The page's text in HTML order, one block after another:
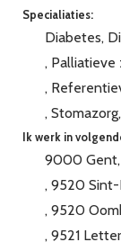
Specialiaties:
Diabetes
Palliatieve
Stomazorg
Ik werk in
9000 Gent
9520
9520
9521